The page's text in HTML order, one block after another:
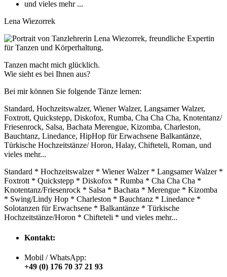
und vieles mehr ...
Lena Wiezorrek
Tanzen macht mich glücklich.
Wie sieht es bei Ihnen aus?
Bei mir können Sie folgende Tänze lernen:
Standard, Hochzeitswalzer, Wiener Walzer, Langsamer Walzer,
Foxtrott, Quickstepp, Diskofox, Rumba, Cha Cha Cha, Knotentanz/
Friesenrock, Salsa, Bachata Merengue, Kizomba, Charleston,
Bauchtanz, Linedance, HipHop für Erwachsene Balkantänze,
Türkische Hochzeitstänze/ Horon, Halay, Chifteteli, Roman, und
vieles mehr...
Standard * Hochzeitswalzer * Wiener Walzer * Langsamer Walzer *
Foxtrott * Quickstepp * Diskofox * Rumba * Cha Cha Cha *
Knotentanz/Friesenrock * Salsa * Bachata * Merengue * Kizomba
* Swing/Lindy Hop * Charleston * Bauchtanz * Linedance *
Solotanzen für Erwachsene * Balkantänze * Türkische
Hochzeitstänze/Horon * Chifteteli * und vieles mehr...
Kontakt:
Mobil / WhatsApp:
+49 (0) 176 70 37 21 93